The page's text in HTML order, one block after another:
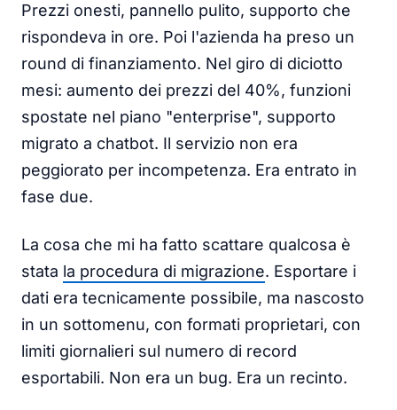
Prezzi onesti, pannello pulito, supporto che
rispondeva in ore. Poi l'azienda ha preso un
round di finanziamento. Nel giro di diciotto
mesi: aumento dei prezzi del 40%, funzioni
spostate nel piano "enterprise", supporto
migrato a chatbot. Il servizio non era
peggiorato per incompetenza. Era entrato in
fase due.
La cosa che mi ha fatto scattare qualcosa è
stata la procedura di migrazione. Esportare i
dati era tecnicamente possibile, ma nascosto
in un sottomenu, con formati proprietari, con
limiti giornalieri sul numero di record
esportabili. Non era un bug. Era un recinto.